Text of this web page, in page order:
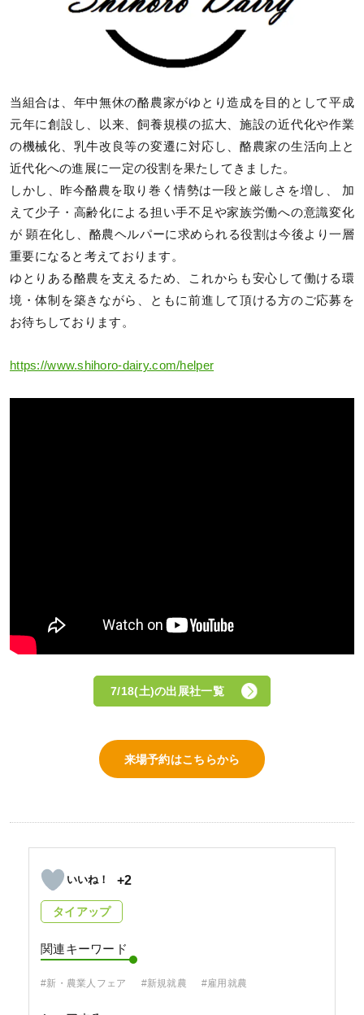
当組合は、年中無休の酪農家がゆとり造成を目的として平成
元年に創設し、以来、飼養規模の拡大、施設の近代化や作業
の機械化、乳牛改良等の変遷に対応し、酪農家の生活向上と
近代化への進展に一定の役割を果たしてきました。
しかし、昨今酪農を取り巻く情勢は一段と厳しさを増し、 加
えて少子・高齢化による担い手不足や家族労働への意識変化
が 顕在化し、酪農ヘルパーに求められる役割は今後より一層
重要になると考えております。
ゆとりある酪農を支えるため、これからも安心して働ける環
境・体制を築きながら、ともに前進して頂ける方のご応募を
お待ちしております。
https://www.shihoro-dairy.com/helper
7/18(土)の出展社一覧
来場予約はこちらから
+2
タイアップ
関連キーワード
#新・農業人フェア #新規就農 #雇用就農